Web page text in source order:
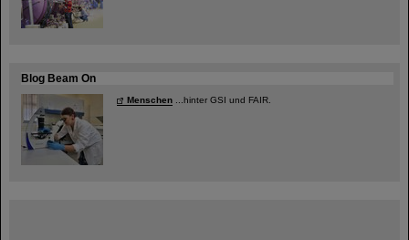
Blog Beam On
Menschen ...hinter GSI und FAIR.